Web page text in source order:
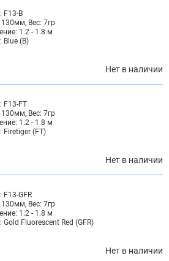
F13-B
130мм, Вес: 7гр
1.2 - 1.8 м
Blue (B)
Нет в наличии
F13-FT
130мм, Вес: 7гр
1.2 - 1.8 м
Firetiger (FT)
Нет в наличии
F13-GFR
130мм, Вес: 7гр
1.2 - 1.8 м
Gold Fluorescent Red (GFR)
Нет в наличии